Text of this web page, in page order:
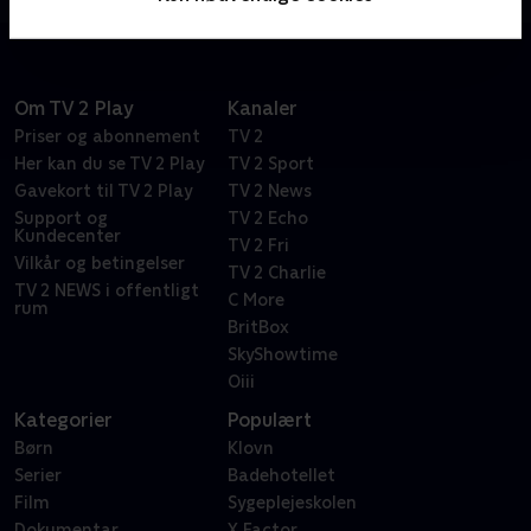
Om TV 2 Play
Priser og abonnement
Her kan du se TV 2 Play
Gavekort til TV 2 Play
Support og
Kundecenter
Vilkår og betingelser
TV 2 NEWS i offentligt
rum
Kanaler
TV 2
TV 2 Sport
TV 2 News
TV 2 Echo
TV 2 Fri
TV 2 Charlie
C More
BritBox
SkyShowtime
Oiii
Kategorier
Børn
Serier
Film
Populært
Klovn
Badehotellet
Sygeplejeskolen